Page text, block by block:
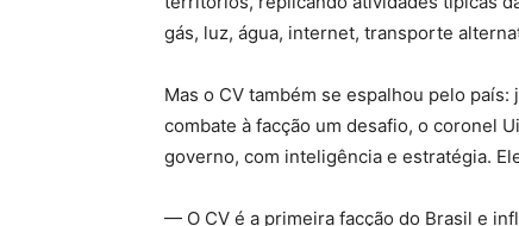
gás, luz, água, internet, transporte
Mas o CV também se espalhou pelo
combate à facção um desafio, o coronel
governo, com inteligência e estratégia.
— O CV é a primeira facção do Brasil e